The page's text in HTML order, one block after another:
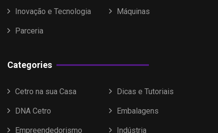
Inovação e Tecnologia Máquinas
Parceria
Categories
Cetro na sua Casa Dicas e Tutoriais
DNA Cetro Embalagens
Empreendedorismo Indústria